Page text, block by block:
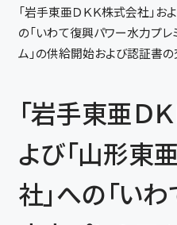
「岩手東亜ＤＫＫ株式会社」お
の「いわて復興パワー水力プレ
ム」の供給開始および認証書
「岩手東亜Ｄ
よび「山形東
社」への「い